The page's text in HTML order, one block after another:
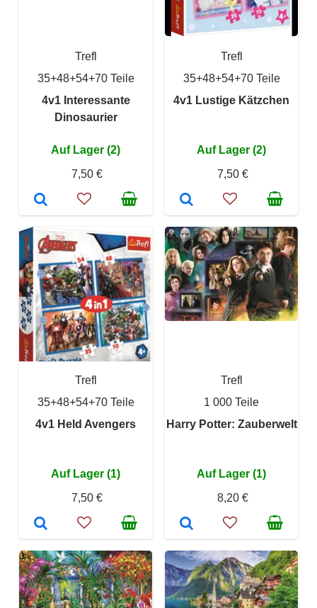
Trefl
35+48+54+70 Teile
4v1 Interessante
Dinosaurier
Auf Lager (2)
7,50 €
Trefl
35+48+54+70 Teile
4v1 Lustige Kätzchen
Auf Lager (2)
7,50 €
Trefl
35+48+54+70 Teile
4v1 Held Avengers
Auf Lager (1)
7,50 €
Trefl
1 000 Teile
Harry Potter: Zauberwelt
Auf Lager (1)
8,20 €